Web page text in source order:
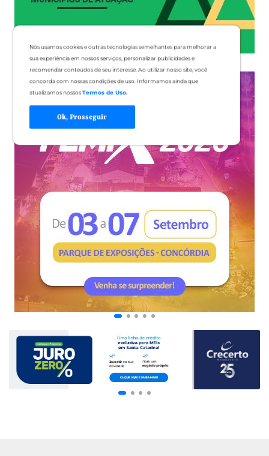
Nós usamos cookies e outras tecnologias semelhantes para melhorar a
sua experiência em nossos serviços, personalizar publicidades e
recomendar conteúdos de seu interesse. Ao utilizar nosso site, você
concorda com nossas condições de uso. Informamos ainda que
atualizamos nossosTermos de Uso.
Ok, Prosseguir